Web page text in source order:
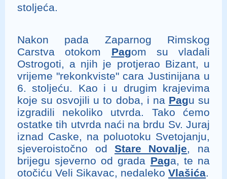
stoljeća.
Nakon pada Zaparnog Rimskog
Carstva otokom Pagom su vladali
Ostrogoti, a njih je protjerao Bizant, u
vrijeme "rekonkviste" cara Justinijana u
6. stoljeću. Kao i u drugim krajevima
koje su osvojili u to doba, i na Pagu su
izgradili nekoliko utvrda. Tako ćemo
ostatke tih utvrda naći na brdu Sv. Juraj
iznad Caske, na poluotoku Svetojanju,
sjeveroistočno od Stare Novalje , na
brijegu sjeverno od grada Paga, te na
otočiću Veli Sikavac, nedalekoVlašića